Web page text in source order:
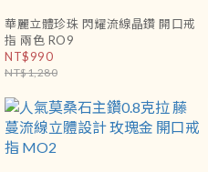
華麗立體珍珠 閃耀流線晶鑽 開口戒
指 兩色 RO9
NT$990
NT$1,280